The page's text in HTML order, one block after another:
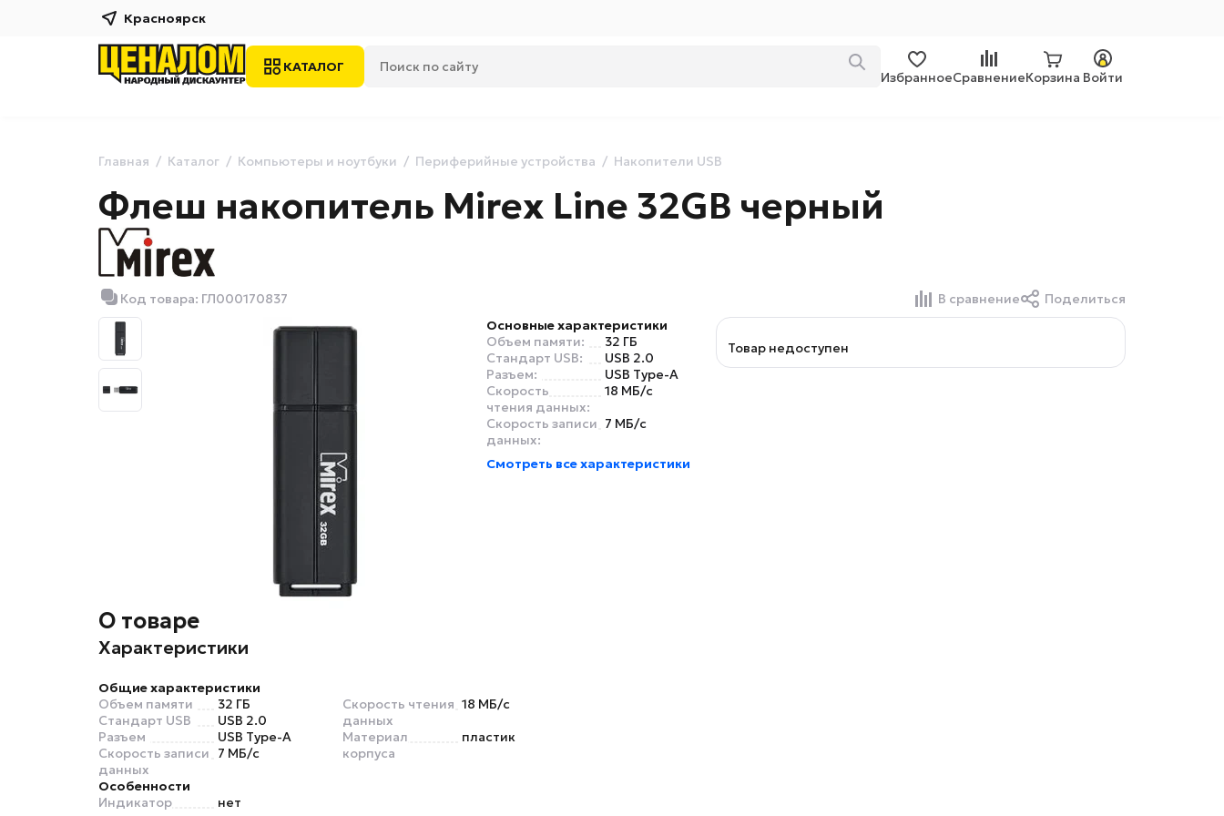
Красноярск
КАТАЛОГ
ИзбранноеСравнениеКорзина Войти
Главная Каталог Компьютеры и ноутбуки Периферийные устройства Накопители USB
Флеш накопитель Mirex Line 32GB черный
Код товара: ГЛ000170837 В сравнение
Поделиться
Основные характеристики
Объем памяти:
32 ГБ
Стандарт USB:
USB 2.0
Разъем:
USB Type-A
Скорость
чтения данных:
18 МБ/с
Скорость записи
данных:
7 МБ/с
Смотреть все характеристики
Товар недоступен
О товаре
Характеристики
Общие характеристики
Объем памяти
32 ГБ
Стандарт USB
USB 2.0
Разъем
USB Type-A
Скорость записи
данных
7 МБ/с
Скорость чтения
данных
18 МБ/с
Материал
корпуса
пластик
Особенности
Индикатор
нет